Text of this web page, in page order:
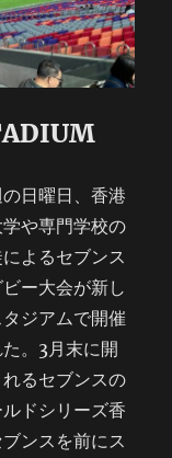
日曜日、香港
や専門学校の
よるセブンス
ー大会が新し
ジアムで開催
た。3月末に開
るセブンスの
ルドシリーズ香
ンスを前にス